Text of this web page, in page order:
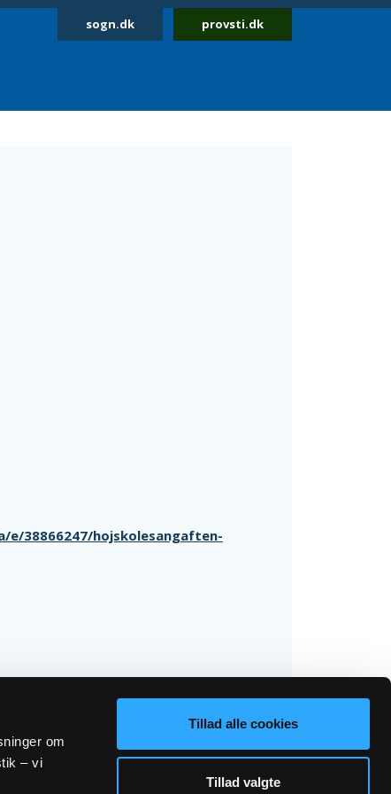
om
– vi
Tillad alle cookies
Tillad valgte
sogn.dk provsti.dk
e/38866247/hojskolesangaften-